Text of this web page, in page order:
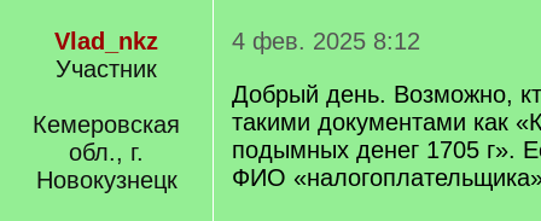
Vlad_nkz
Участник
Кемеровская
обл., г.
Новокузнецк
4 фев. 2025 8:12
Добрый день. Возможно,
такими документами как
подымных денег 1705 г».
ФИО